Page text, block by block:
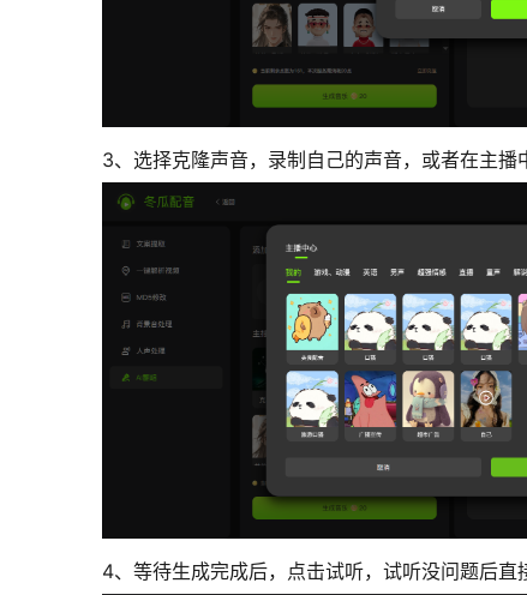
3、选择克隆声音，录制自己的声音，或者在主播
4、等待生成完成后，点击试听，试听没问题后直